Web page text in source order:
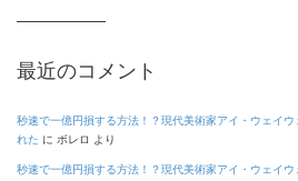
最近のコメント
秒速で一億円損する方法！？現代美術家アイ・ウェイ
れた に ボレロ より
秒速で一億円損する方法！？現代美術家アイ・ウェイ